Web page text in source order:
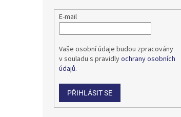
E-mail
Vaše osobní údaje budou zpracovány
v souladu s pravidlyochrany osobních
údajů.
PŘIHLÁSIT SE